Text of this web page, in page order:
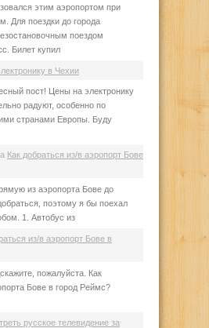
этим аэропортом при
Для поездки до города
поездом
Билет купил
в Чехии
пост! Цены на электронику
радуют, особенно по
странами Европы. Буду
Как добраться из/в аэропорт Бове
из аэропорта Бове до
поэтому я бы поехал
1. Автобус из
из/в аэропорт Бове в
пожалуйста. Как
Бове в город Реймс?
русское телевидение за